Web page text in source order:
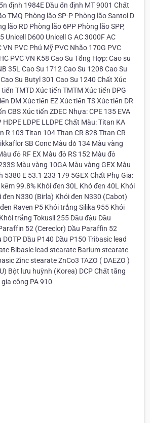
định 1984E Dầu ổn định MT 9001 Chất
TMQ Phòng lão SP-P Phòng lão Santol D
lão RD Phòng lão 6PP Phòng lão SPP,
Unicell D600 Unicell G AC 3000F AC
VN PVC Phú Mỹ PVC Nhão 170G PVC
PVC VN K58 Cao Su Tổng Hợp: Cao su
35L Cao Su 1712 Cao Su 1208 Cao Su
Su Butyl 301 Cao Su 1240 Chất Xúc
TMTD Xúc tiến TMTM Xúc tiến DPG
DM Xúc tiến EZ Xúc tiến TS Xúc tiến DR
CBS Xúc tiến ZDEC Nhựa: CPE 135 EVA
LDPE LLDPE Chất Màu: Titan KA
R 103 Titan 104 Titan CR 828 Titan CR
SB Conc Màu đỏ 134 Màu vàng
đỏ RF EX Màu đỏ RS 152 Màu đỏ
Màu vàng 10GA Màu vàng GEX Màu
5380 E 53.1 233 179 5GEX Chất Phụ Gia:
99.8% Khói đen 30L Khó đen 40L Khói
đen N330 (Birla) Khói đen N330 (Cabot)
Raven P5 Khói trắng Silika 955 Khói
trắng Tokusil 255 Dầu đậu Dầu
52 (Cereclor) Dầu Paraffin 52
DOTP Dầu P140 Dầu P150 Tribasic lead
Bibasic lead stearate Barium stearate
Zinc stearate ZnCo3 TAZO ( DAEZO )
Bột lưu huỳnh (Korea) DCP Chất tăng
công PA 910